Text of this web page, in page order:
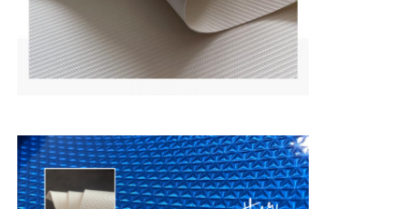
Ballleder
Kunstleder
Sofabezugsstoff